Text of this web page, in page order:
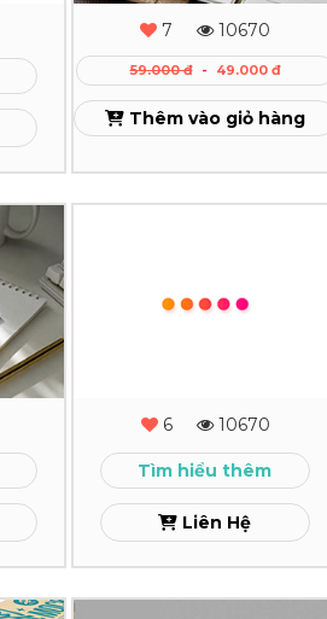
Còng
Cao
Cấp
7 10670
59.000 đ - 49.000 đ
Thêm vào giỏ hàng
6 10670
Tìm hiểu thêm
Liên Hệ